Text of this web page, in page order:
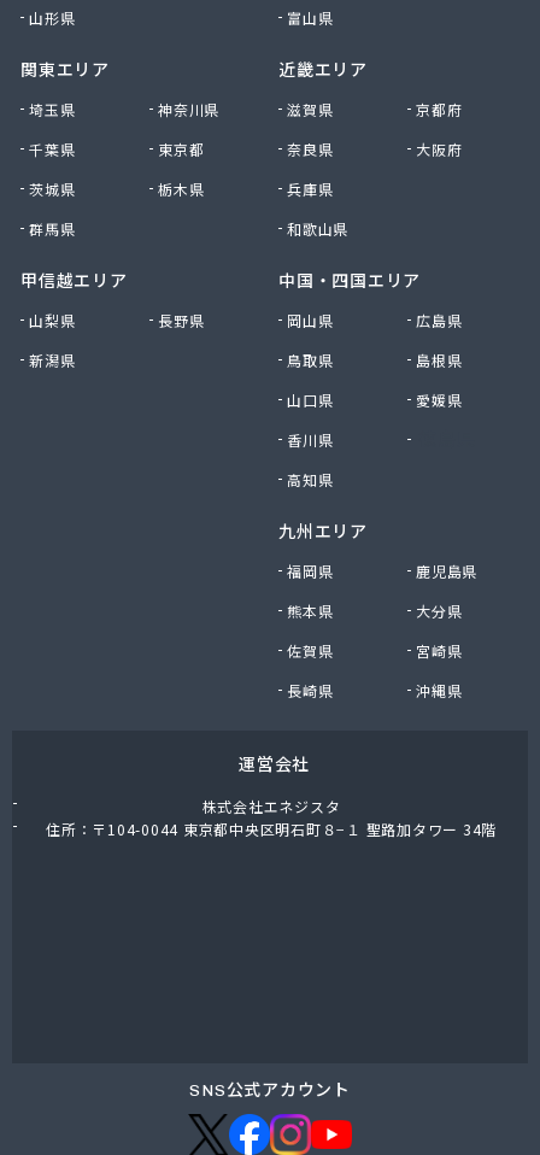
株式会社森上製油所
株式会社杉浦林産給油所
株式会社清川商店
株式会社青木サービス
株式会社石川鉄沖商店
株式会社石泰商会
株式会社鷹羽商店
株式会社中部燃料
株式会社土川油店 L.P.G充填所
株式会社油直 オートガススタンド
丸井商店外之原支店
丸金薪炭店
橋本産業株式会社 名古屋営業所
玉屋プロパン株式会社
山形県
関東エリア
埼玉県
神奈川県
千葉県
東京都
茨城県
栃木県
群馬県
甲信越エリア
山梨県
長野県
新潟県
富山県
近畿エリア
滋賀県
京都府
奈良県
大阪府
兵庫県
和歌山県
中国・四国エリア
岡山県
広島県
鳥取県
島根県
山口県
愛媛県
香川県
高知県
九州エリア
福岡県
鹿児島県
熊本県
大分県
佐賀県
宮崎県
長崎県
沖縄県
運営会社
株式会社エネジスタ
住所：〒104-0044 東京都中央区明石町８−１ 聖路加タワー 34階
SNS公式アカウント